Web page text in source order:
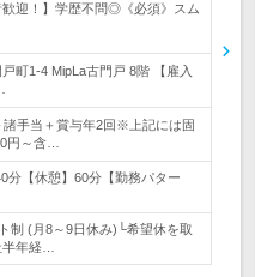
歓迎！】学歴不問◎《必須》スム
町1-4 MipLa古門戸 8階 【雇入
諸手当＋賞与年2回※上記には固
円～含…
分【休憩】60分【勤務パター
制 (月8～9日休み)└希望休を取
年経…